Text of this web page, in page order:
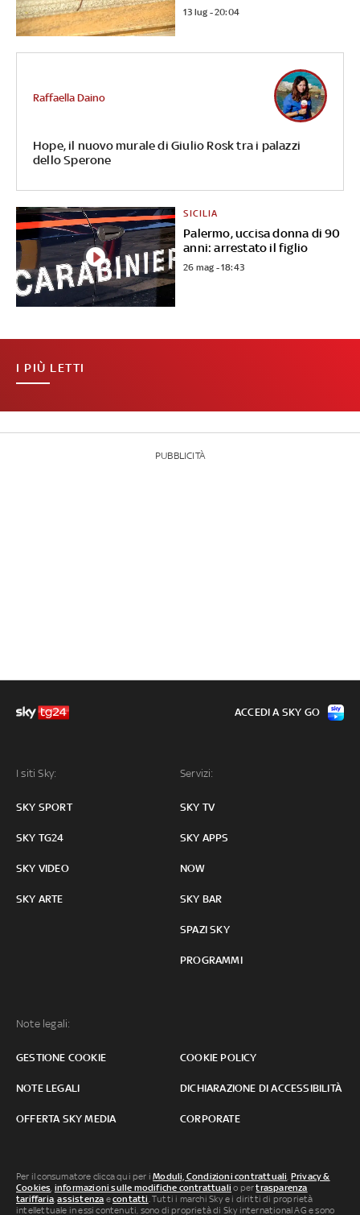
13 lug - 20:04
Hope, il nuovo murale di Giulio Rosk tra i palazzi
dello Sperone
Raffaella Daino
Palermo, uccisa donna di 90
anni: arrestato il figlio
SICILIA
26 mag - 18:43
I PIÙ LETTI
PUBBLICITÀ
I siti Sky:
SKY SPORT
SKY TG24
SKY VIDEO
SKY ARTE
Servizi:
SKY TV
SKY APPS
NOW
SKY BAR
SPAZI SKY
PROGRAMMI
Note legali:
GESTIONE COOKIE COOKIE POLICY
NOTE LEGALI DICHIARAZIONE DI ACCESSIBILITÀ
OFFERTA SKY MEDIA CORPORATE
ACCEDI A SKY GO
Per il consumatore clicca qui per iModuli, Condizioni contrattuali, Privacy &
Cookies, informazioni sulle modifiche contrattuali o pertrasparenza
tariffaria,assistenza econtatti. Tutti i marchi Sky e i diritti di proprietà
intellettuale in essi contenuti, sono di proprietà di Sky international AG e sono